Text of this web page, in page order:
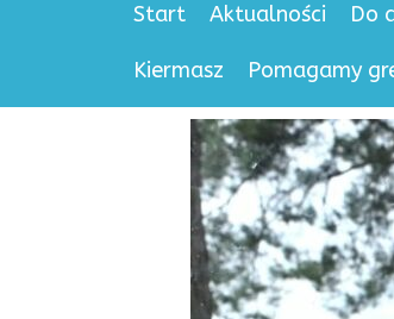
Start Aktualności Do
Kiermasz Pomagamy